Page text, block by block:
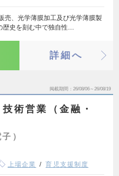
売、光学薄膜加工及び光学薄膜製
歴史を刻む中で独自性…
詳細へ
掲載期間 26/08/06～26/08/19
術営業（金融・
）
上場企業 育児支援制度